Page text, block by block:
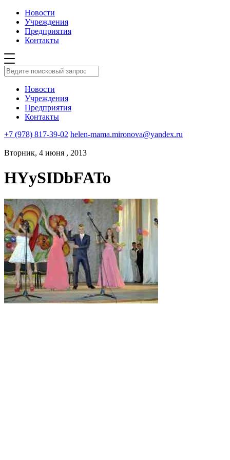
Новости
Учреждения
Предприятия
Контакты
Новости
Учреждения
Предприятия
Контакты
+7 (978) 817-39-02 helen-mama.mironova@yandex.ru
Вторник, 4 июня , 2013
HYySIDbFATo